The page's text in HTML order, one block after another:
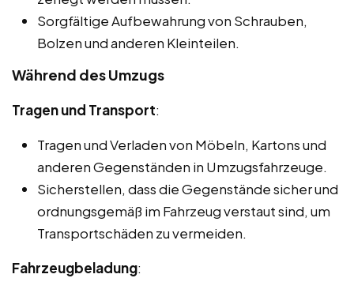
Sorgfältige Aufbewahrung von Schrauben,
Bolzen und anderen Kleinteilen.
Während des Umzugs
Tragen und Transport:
Tragen und Verladen von Möbeln, Kartons und
anderen Gegenständen in Umzugsfahrzeuge.
Sicherstellen, dass die Gegenstände sicher und
ordnungsgemäß im Fahrzeug verstaut sind, um
Transportschäden zu vermeiden.
Fahrzeugbeladung: